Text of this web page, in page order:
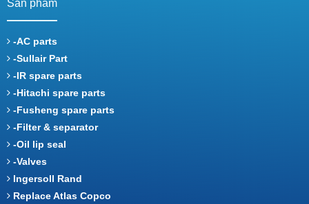
Sản phẩm
-AC parts
-Sullair Part
-IR spare parts
-Hitachi spare parts
-Fusheng spare parts
-Filter & separator
-Oil lip seal
-Valves
Ingersoll Rand
Replace Atlas Copco